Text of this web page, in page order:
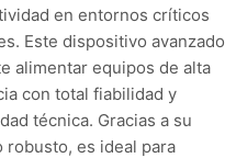
en entornos críticos
Este dispositivo avanzado
alimentar equipos de alta
con total fiabilidad y
técnica. Gracias a su
robusto, es ideal para